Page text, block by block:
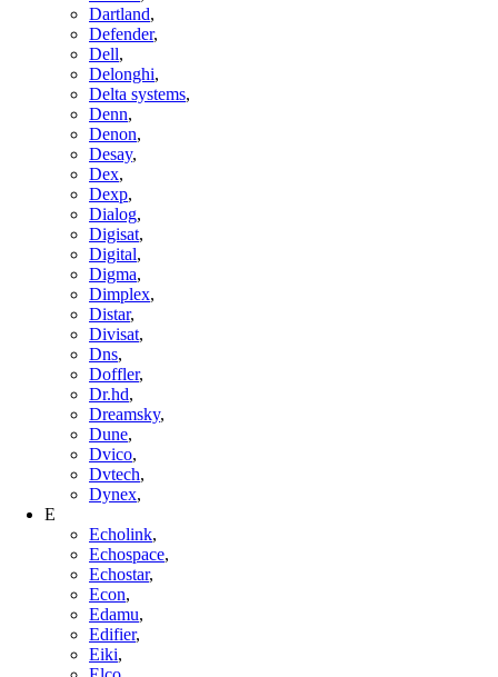
Dartland,
Defender,
Dell,
Delonghi,
Delta systems,
Denn,
Denon,
Desay,
Dex,
Dexp,
Dialog,
Digisat,
Digital,
Digma,
Dimplex,
Distar,
Divisat,
Dns,
Doffler,
Dr.hd,
Dreamsky,
Dune,
Dvico,
Dvtech,
Dynex,
E
Echolink,
Echospace,
Echostar,
Econ,
Edamu,
Edifier,
Eiki,